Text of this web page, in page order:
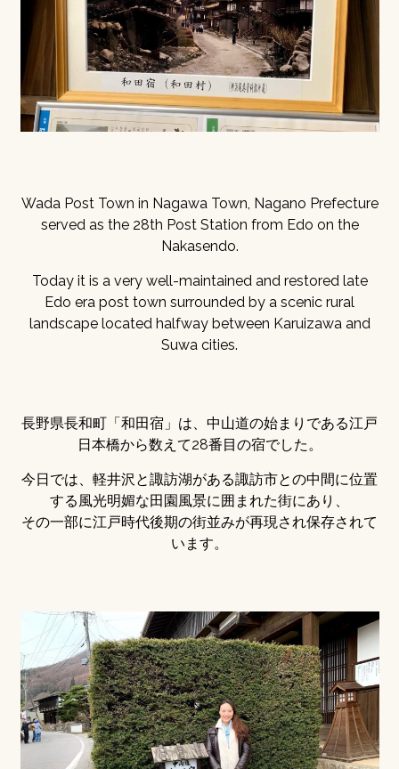
Wada Post Town in Nagawa Town, Nagano Prefecture
served as the 28th Post Station from Edo on the
Nakasendo.
Today it is a very well-maintained and restored late
Edo era post town surrounded by a scenic rural
landscape located halfway between Karuizawa and
Suwa cities.
長野県長和町「和田宿」は、中山道の始まりである江戸
日本橋から数えて28番目の宿でした。
今日では、軽井沢と諏訪湖がある諏訪市との中間に位置
する風光明媚な田園風景に囲まれた街にあり、
その一部に江戸時代後期の街並みが再現され保存されて
います。